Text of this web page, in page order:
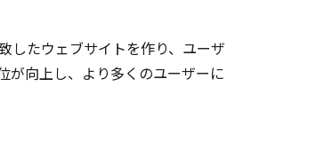
したウェブサイトを作り、ユーザ
が向上し、より多くのユーザーに